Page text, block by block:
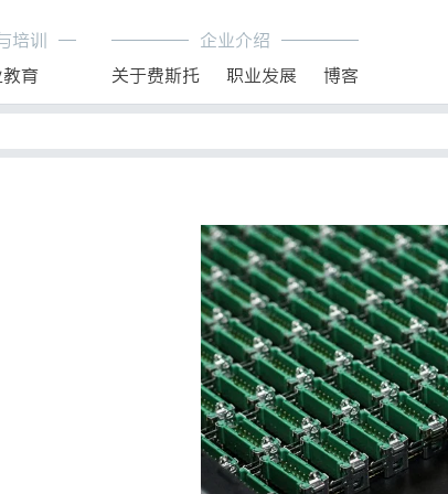
培训
育
企业介绍
关于费斯托
职业发展 博客